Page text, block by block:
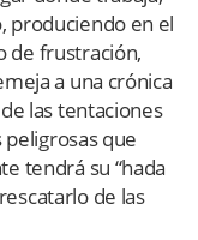
produciendo en el
de frustración,
a una crónica
las tentaciones
que
tendrá su “hada
de las